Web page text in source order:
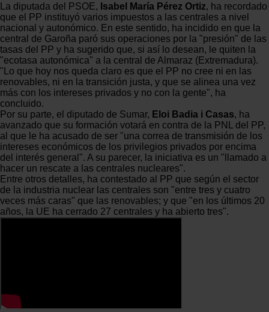
La diputada del PSOE, Isabel María Pérez Ortiz, ha recordado
que el PP instituyó varios impuestos a las centrales a nivel
nacional y autonómico. En este sentido, ha incidido en que la
central de Garoña paró sus operaciones por la "presión" de las
tasas del PP y ha sugerido que, si así lo desean, le quiten la
"ecotasa autonómica" a la central de Almaraz (Extremadura).
"Lo que hoy nos queda claro es que el PP no cree ni en las
renovables, ni en la transición justa, y que se alinea una vez
más con los intereses privados y no con la gente", ha
concluido.
Por su parte, el diputado de Sumar, Eloi Badia i Casas, ha
avanzado que su formación votará en contra de la PNL del PP,
al que le ha acusado de ser "una correa de transmisión de los
intereses económicos de los privilegios privados por encima
del interés general". A su parecer, la iniciativa es un "llamado a
hacer un rescate a las centrales nucleares".
Entre otros detalles, ha contestado al PP que según el sector
de la industria nuclear las centrales son "entre tres y cuatro
veces más caras" que las renovables; y que "en los últimos 20
años, la UE ha cerrado 27 centrales y ha abierto tres".